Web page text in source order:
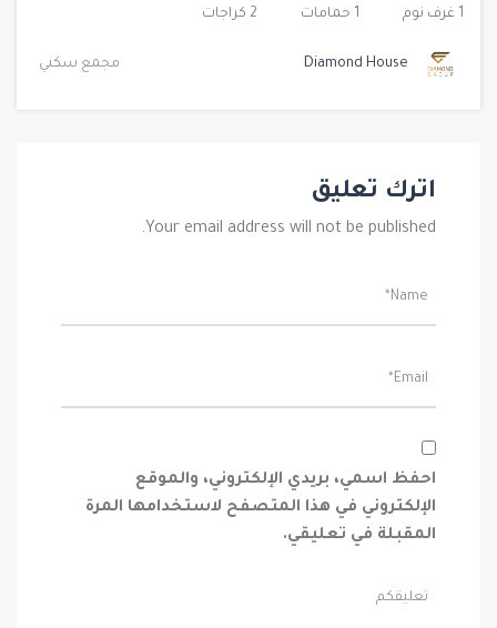
1 غرف نوم 1 حمامات 2 كراجات
Diamond House مجمع سكني
اترك تعليق
Your email address will not be published.
احفظ اسمي، بريدي الإلكتروني، والموقع
الإلكتروني في هذا المتصفح لاستخدامها المرة
المقبلة في تعليقي.